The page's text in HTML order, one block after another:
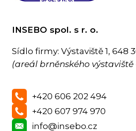
INSEBO spol. s r. o.
Sídlo firmy: Výstaviště 1, 648
(areál brněnského výstaviště
+420 606 202 494
+420 607 974 970
info@insebo.cz